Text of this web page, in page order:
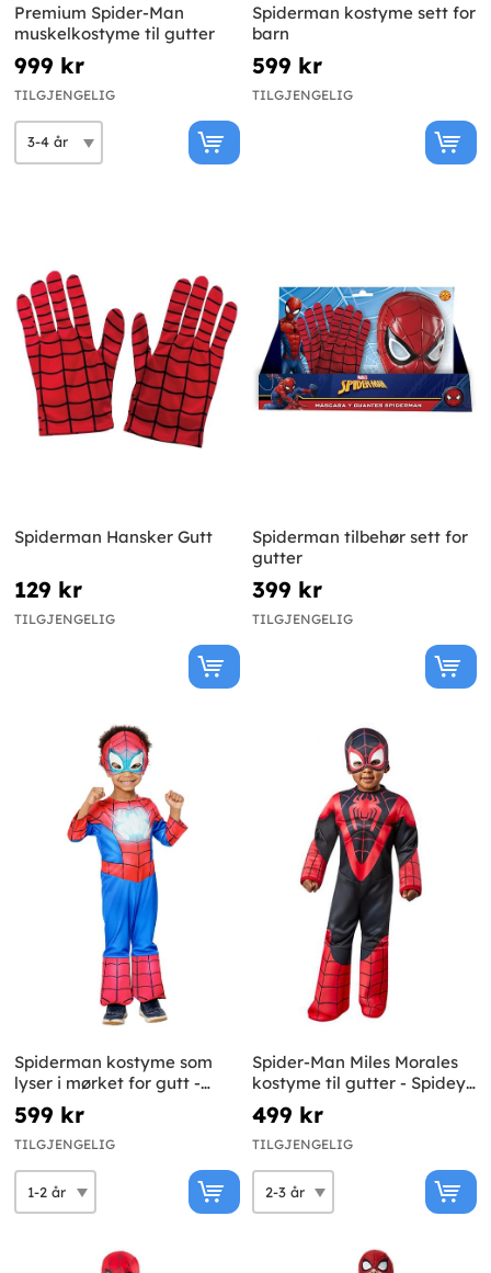
Premium Spider-Man
muskelkostyme til gutter
999 kr
TILGJENGELIG
Spiderman kostyme sett for
barn
599 kr
TILGJENGELIG
Spiderman Hansker Gutt
129 kr
TILGJENGELIG
Spiderman tilbehør sett for
gutter
399 kr
TILGJENGELIG
Spiderman kostyme som
lyser i mørket for gutt -
Spidey og superlaget hans
599 kr
TILGJENGELIG
Spider-Man Miles Morales
kostyme til gutter - Spidey
og hans fantastiske venner
499 kr
TILGJENGELIG